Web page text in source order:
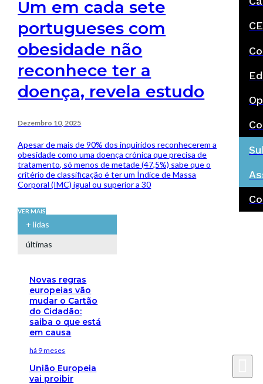
Um em cada sete
portugueses com
obesidade não
reconhece ter a
doença, revela estudo
Dezembro 10, 2025
Apesar de mais de 90% dos inquiridos reconhecerem a
obesidade como uma doença crónica que precisa de
tratamento, só menos de metade (47,5%) sabe que o
critério de classificação é ter um Índice de Massa
Corporal (IMC) igual ou superior a 30
VER MAIS
+ lidas
últimas
Novas regras
europeias vão
mudar o Cartão
do Cidadão:
saiba o que está
em causa
há 9 meses
União Europeia
vai proibir